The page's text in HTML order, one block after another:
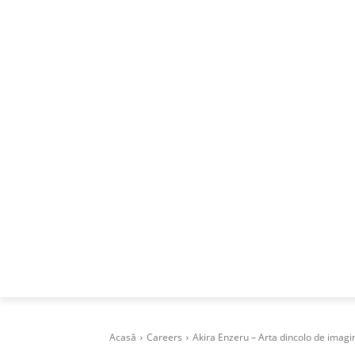
Acasă Careers Akira Enzeru – Arta dincolo de